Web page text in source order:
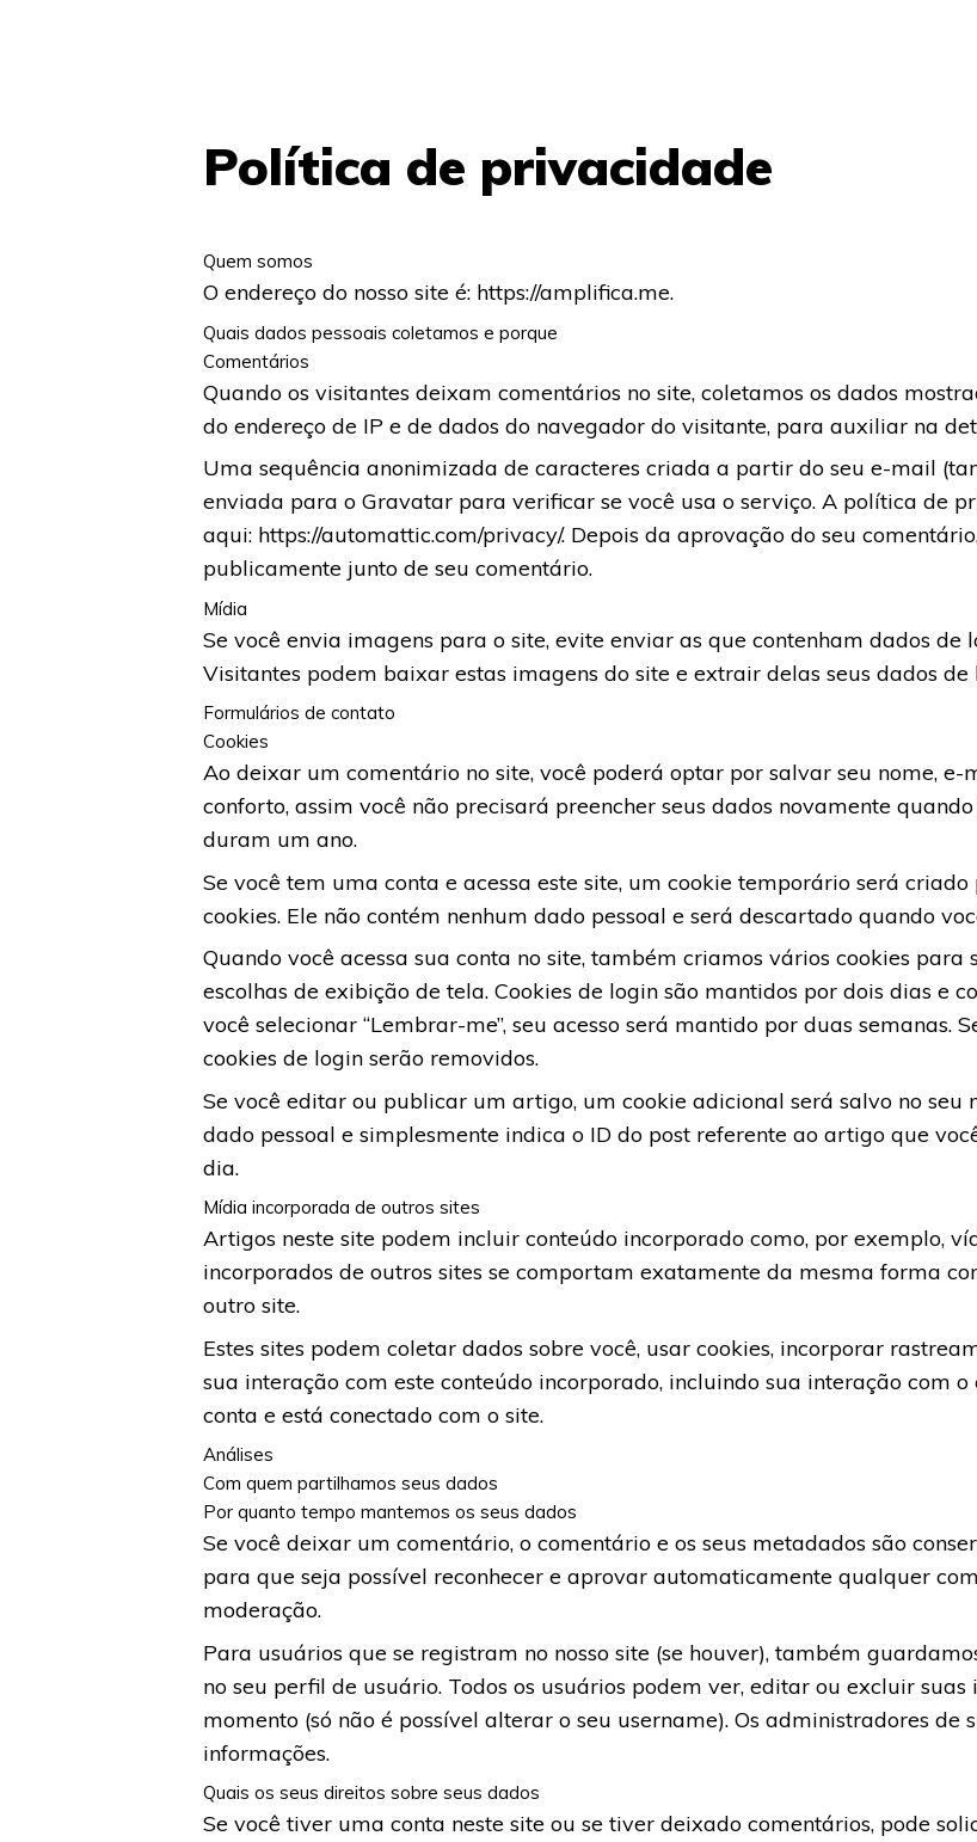
Para Educadores Para líderes Educacionais
Política de privacidade
Quem somos
O endereço do nosso site é: https://amplifica.me.
Quais dados pessoais coletamos e porque
Comentários
Quando os visitantes deixam comentários no site, coletamos os dados
do endereço de IP e de dados do navegador do visitante, para auxiliar na
Uma sequência anonimizada de caracteres criada a partir do seu e-mail
enviada para o Gravatar para verificar se você usa o serviço. A política de
aqui: https://automattic.com/privacy/. Depois da aprovação do seu
publicamente junto de seu comentário.
Mídia
Se você envia imagens para o site, evite enviar as que contenham dados de
Visitantes podem baixar estas imagens do site e extrair delas seus dados de
Formulários de contato
Cookies
Ao deixar um comentário no site, você poderá optar por salvar seu nome, e-
conforto, assim você não precisará preencher seus dados novamente
duram um ano.
Se você tem uma conta e acessa este site, um cookie temporário será
cookies. Ele não contém nenhum dado pessoal e será descartado quando
Quando você acessa sua conta no site, também criamos vários cookies para
escolhas de exibição de tela. Cookies de login são mantidos por dois dias e
você selecionar “Lembrar-me”, seu acesso será mantido por duas semanas.
cookies de login serão removidos.
Se você editar ou publicar um artigo, um cookie adicional será salvo no seu
dado pessoal e simplesmente indica o ID do post referente ao artigo que
dia.
Mídia incorporada de outros sites
Artigos neste site podem incluir conteúdo incorporado como, por exemplo,
incorporados de outros sites se comportam exatamente da mesma forma
outro site.
Estes sites podem coletar dados sobre você, usar cookies, incorporar
sua interação com este conteúdo incorporado, incluindo sua interação com
conta e está conectado com o site.
Análises
Com quem partilhamos seus dados
Por quanto tempo mantemos os seus dados
Se você deixar um comentário, o comentário e os seus metadados são
para que seja possível reconhecer e aprovar automaticamente qualquer
moderação.
Para usuários que se registram no nosso site (se houver), também
no seu perfil de usuário. Todos os usuários podem ver, editar ou excluir
momento (só não é possível alterar o seu username). Os administradores
informações.
Quais os seus direitos sobre seus dados
Se você tiver uma conta neste site ou se tiver deixado comentários, pode